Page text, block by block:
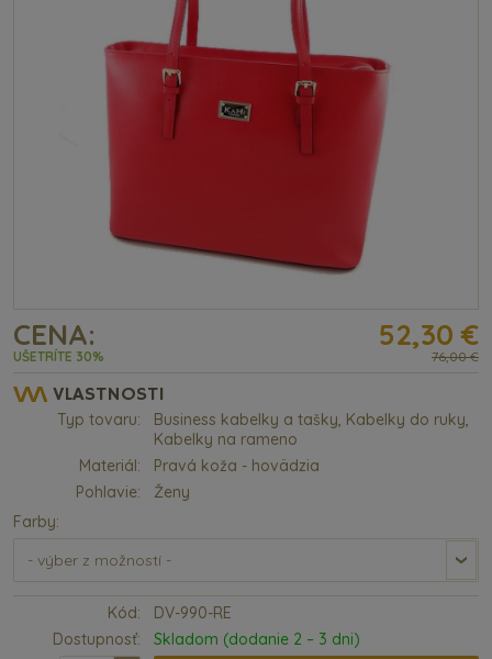
CENA: 52,30 €
UŠETRÍTE 30% 76,00 €
VLASTNOSTI
Typ tovaru:
Business kabelky a tašky, Kabelky do ruky,
Kabelky na rameno
Materiál:
Pravá koža - hovädzia
Pohlavie:
Ženy
Farby:
Kód:
DV-990-RE
Dostupnosť:
Skladom (dodanie 2 – 3 dni)